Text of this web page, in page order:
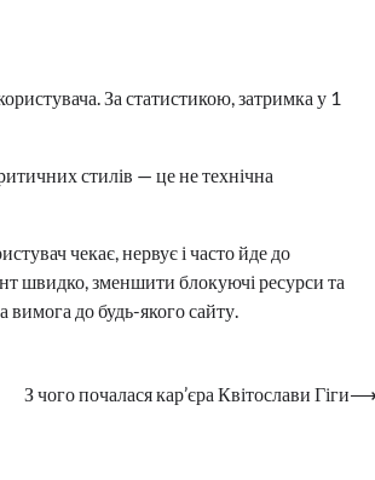
За статистикою, затримка у 1
стилів — це не технічна
чекає, нервує і часто йде до
швидко, зменшити блокуючі ресурси та
до будь-якого сайту.
З чого почалася кар’єра Квітослави Гіги